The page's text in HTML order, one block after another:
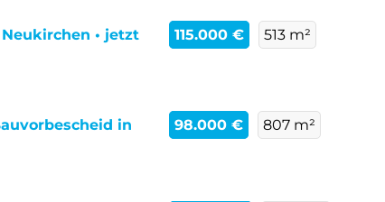
• jetzt
115.000 € 513 m²
in
98.000 € 807 m²